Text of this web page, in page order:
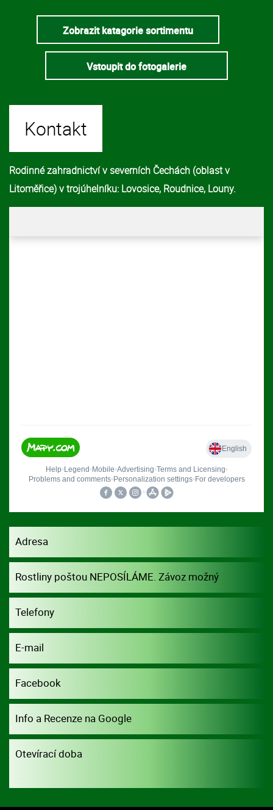
Zobrazit katagorie sortimentu
Vstoupit do fotogalerie
Kontakt
Rodinné zahradnictví v severních Čechách (oblast v
Litoměřice) v trojúhelníku: Lovosice, Roudnice, Louny.
Adresa
Rostliny poštou NEPOSÍLÁME. Závoz možný
dohodou.
Telefony
E-mail
Facebook
Info a Recenze na Google
Otevírací doba